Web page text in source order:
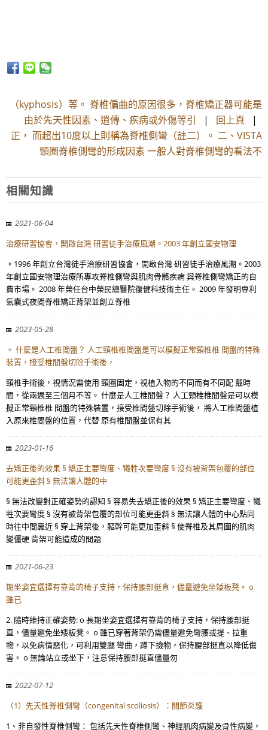
（kyphosis）等。 脊椎偏曲的原因很多，脊椎矯正器可能是
由於先天性因素、遺傳、疾病或外傷等引 | 回上頁 |
正， 而超出10度以上則稱為脊椎側彎（註二）。 二、VISTA
頸圈脊椎側彎的形成因素 一般人對脊椎側彎的看法不
相關知識
2021-06-04
治療研習協會，開啟台灣 研習徒手治療風潮。2003 年創立國安物理
。1996 年創立台灣徒手治療研習協會，開啟台灣 研習徒手治療風潮。2003
年創立國安物理治療所專攻脊椎側彎與肌肉骨骼疾病 與脊椎側彎矯正的自
費市場。 2008 年榮任台中榮民總醫院復健科技術主任。 2009 年發明專利
氣囊式夜間脊椎矯正背架並創立脊椎
2023-05-28
。 什麼是人工椎間盤？ 人工頸椎椎間盤是可以模擬正常頸椎椎 間盤的特殊
裝置，接受椎間盤切除手術後，
頸椎手術後，視情況需使用 頸圈固定，視植入物的不同而有不同配 戴時
間，從兩週至三個月不等。 什麼是人工椎間盤？ 人工頸椎椎間盤是可以模
擬正常頸椎椎 間盤的特殊裝置，接受椎間盤切除手術後， 將人工椎間盤植
入原來椎間盤的位置，代替 原有椎間盤並保有其
2023-01-16
去矯正後的效果 § 矯正主要彎度、犧牲次要彎度 § 沒有被背架包覆的部位
可能更歪斜 § 無法讓人體的中
§ 無法改變對正確姿勢的認知 § 容易失去矯正後的效果 § 矯正主要彎度、犧
牲次要彎度 § 沒有被背架包覆的部位可能更歪斜 § 無法讓人體的中心點同
時往中間靠近 § 穿上背架後，軀幹可能更加歪斜 § 使脊椎及其周圍的肌肉
變僵硬 背架可能造成的問題
2021-06-23
期坐姿宜選擇有靠背的椅子支持，保持腰部挺直，儘量避免坐矮板凳。 o
雖已
2. 隨時維持正確姿勢: o 長期坐姿宜選擇有靠背的椅子支持，保持腰部挺
直，儘量避免坐矮板凳。 o 雖已穿著背架仍需儘量避免彎腰或提、拉重
物，以免病情惡化，可利用雙腿 彎曲，蹲下撿物，保持腰部挺直以降低傷
害。 o 無論站立或坐下，注意保持腰部挺直儘量勿
2022-07-12
（1）先天性脊椎側彎（congenital scoliosis）：關節炎護
1、非自發性脊椎側彎： 包括先天性脊椎側彎、神經肌肉病變及骨性病變，